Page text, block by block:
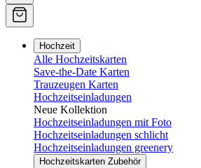
Hochzeit
Alle Hochzeitskarten
Save-the-Date Karten
Trauzeugen Karten
Hochzeitseinladungen
Neue Kollektion
Hochzeitseinladungen mit Foto
Hochzeitseinladungen schlicht
Hochzeitseinladungen greenery
Hochzeitskarten Zubehör